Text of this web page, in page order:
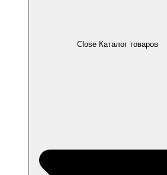
Close Каталог товаров